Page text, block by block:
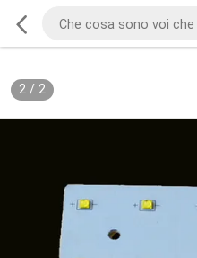
2/ 2